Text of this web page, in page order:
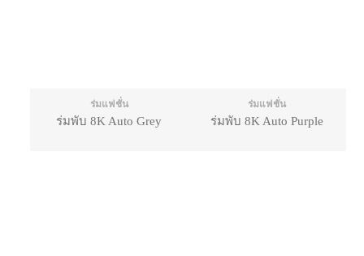
ร่มแฟชั่น
ร่มพับ 8K Auto Grey
ร่มแฟชั่น
ร่มพับ 8K Auto Purple